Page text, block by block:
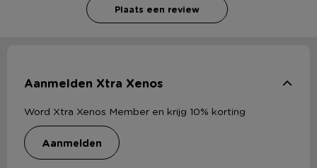
Plaats een review
Aanmelden Xtra Xenos
Word Xtra Xenos Member en krijg 10% korting
aanmelden